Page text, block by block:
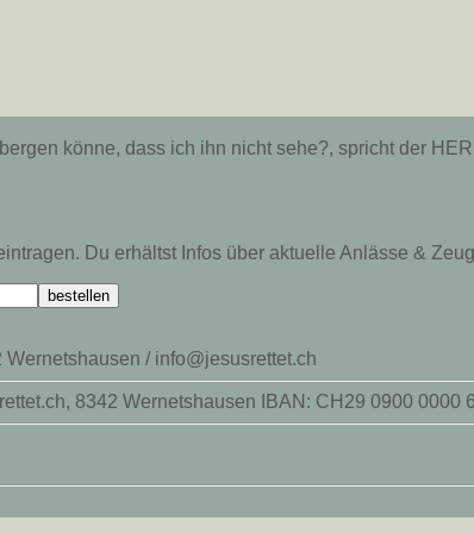
könne, dass ich ihn nicht sehe?, spricht der
Du erhältst Infos über aktuelle Anlässe &
/ info@jesusrettet.ch
8342 Wernetshausen IBAN: CH29 0900 0000